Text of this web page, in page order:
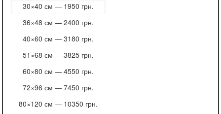
30×40 см — 1950 грн.
36×48 см — 2400 грн.
40×60 см — 3180 грн.
51×68 см — 3825 грн.
60×80 см — 4550 грн.
72×96 см — 7450 грн.
80×120 см — 10350 грн.